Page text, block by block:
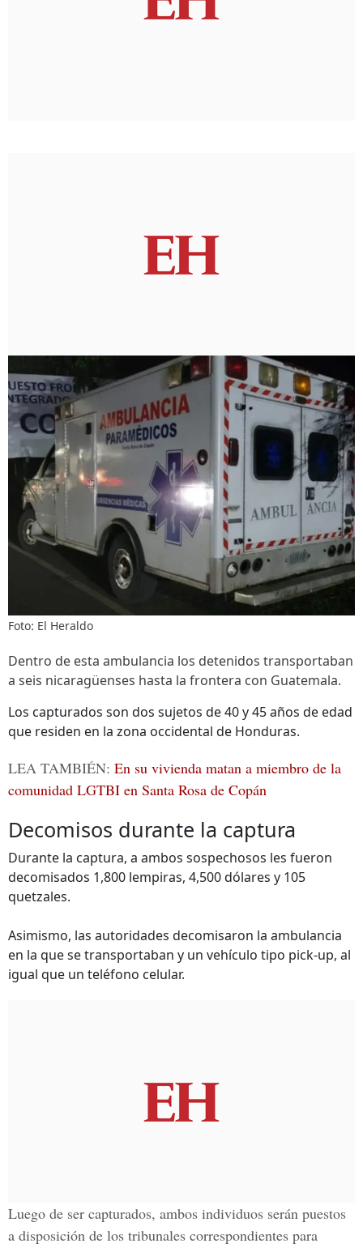
Foto: El Heraldo
Dentro de esta ambulancia los detenidos transportaban
a seis nicaragüenses hasta la frontera con Guatemala.
Los capturados son dos sujetos de 40 y 45 años de edad
que residen en la zona occidental de Honduras.
LEA TAMBIÉN: En su vivienda matan a miembro de la
comunidad LGTBI en Santa Rosa de Copán
Decomisos durante la captura
Durante la captura, a ambos sospechosos les fueron
decomisados 1,800 lempiras, 4,500 dólares y 105
quetzales.
Asimismo, las autoridades decomisaron la ambulancia
en la que se transportaban y un vehículo tipo pick-up, al
igual que un teléfono celular.
Luego de ser capturados, ambos individuos serán puestos
a disposición de los tribunales correspondientes para